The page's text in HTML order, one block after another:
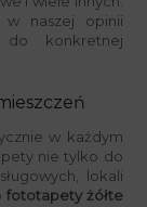
w naszej opinii
do konkretnej
w każdym
nie tylko do
lokali
fototapety żółte